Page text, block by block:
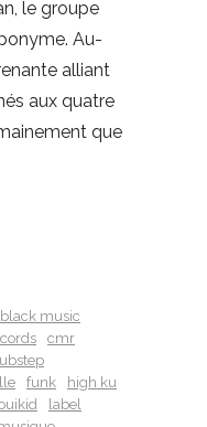
le groupe
Au-
alliant
aux quatre
que
black music
cmr
funk
high ku
label